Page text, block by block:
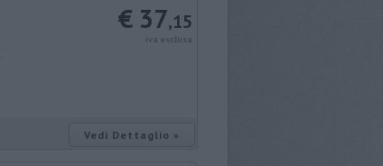
€ 37,15
iva esclusa
Vedi Dettaglio »